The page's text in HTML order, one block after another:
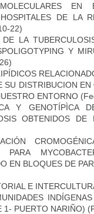
DE LA
22)
DE LA
Y
SU DISTRIBUCION
ENTORNO
Y GENOTÍPÌCA
OBTENIDOS
PARA
EN BLOQUES DE
E
1- PUERTO NARIÑO)